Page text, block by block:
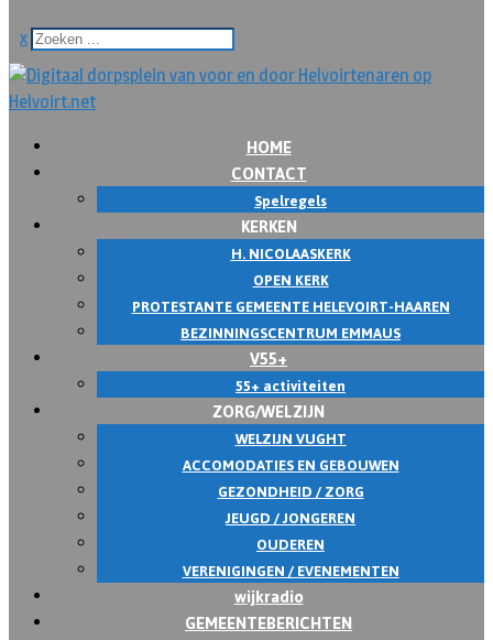
x
HOME
CONTACT
Spelregels
KERKEN
H. NICOLAASKERK
OPEN KERK
PROTESTANTE GEMEENTE HELEVOIRT-HAAREN
BEZINNINGSCENTRUM EMMAUS
V55+
55+ activiteiten
ZORG/WELZIJN
WELZIJN VUGHT
ACCOMODATIES EN GEBOUWEN
GEZONDHEID / ZORG
JEUGD / JONGEREN
OUDEREN
VERENIGINGEN / EVENEMENTEN
wijkradio
GEMEENTEBERICHTEN